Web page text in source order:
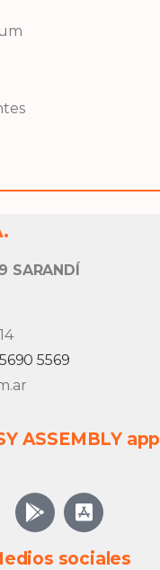
SARANDÍ
5569
ASSEMBLY app
sociales